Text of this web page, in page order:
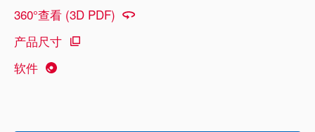
360°查看 (3D PDF)
产品尺寸
软件